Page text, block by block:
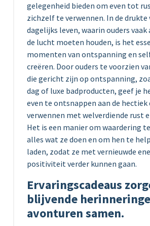
gelegenheid bieden om even tot
zichzelf te verwennen. In de drukte
dagelijks leven, waarin ouders
de lucht moeten houden, is het
momenten van ontspanning en
creëren. Door ouders te voorzien
die gericht zijn op ontspanning,
dag of luxe badproducten, geef je
even te ontsnappen aan de
verwennen met welverdiende rust
Het is een manier om waardering
alles wat ze doen en om hen te
laden, zodat ze met vernieuwde
positiviteit verder kunnen gaan.
Ervaringscadeaus
blijvende
avonturen samen.